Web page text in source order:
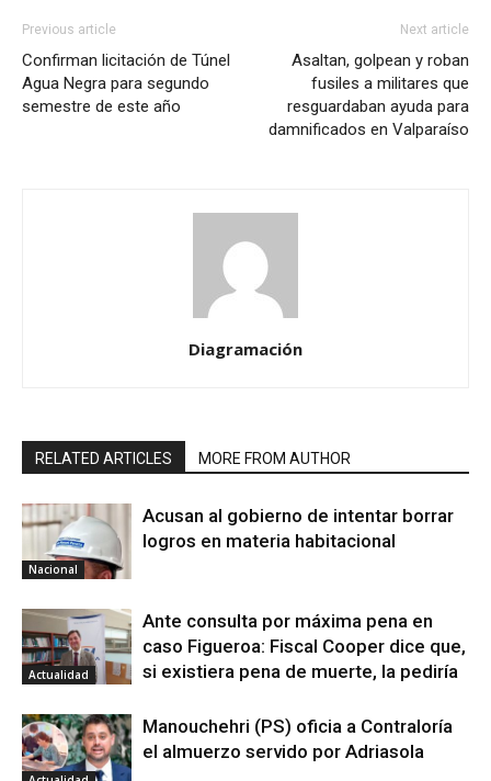
Previous article
Confirman licitación de Túnel
Agua Negra para segundo
semestre de este año
Next article
Asaltan, golpean y roban
fusiles a militares que
resguardaban ayuda para
damnificados en Valparaíso
Diagramación
RELATED ARTICLES MORE FROM AUTHOR
Nacional
Acusan al gobierno de intentar borrar
logros en materia habitacional
Actualidad
Ante consulta por máxima pena en
caso Figueroa: Fiscal Cooper dice que,
si existiera pena de muerte, la pediría
Manouchehri (PS) oficia a Contraloría
el almuerzo servido por Adriasola